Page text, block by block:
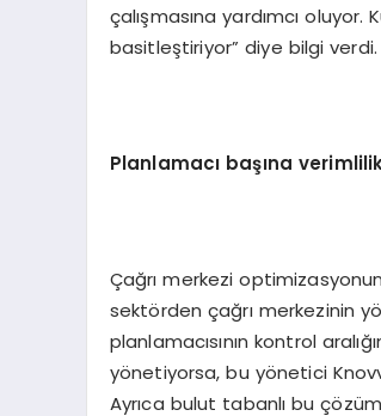
çalışmasına yardımcı oluyor.
basitleştiriyor” diye bilgi verdi.
Planlamacı başına
Çağrı merkezi
sektörden çağrı merkezinin
planlamacısının kontrol
yönetiyorsa, bu yönetici
Ayrıca bulut tabanlı bu